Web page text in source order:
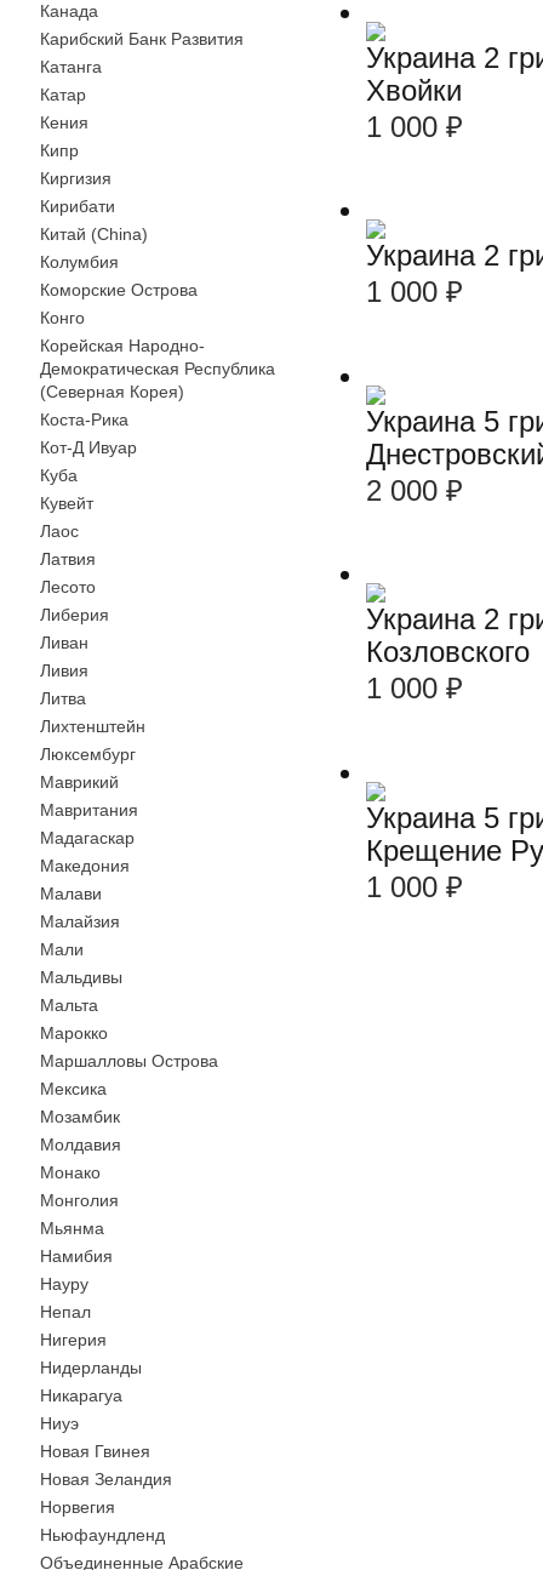
Канада
Карибский Банк Развития
Катанга
Катар
Кения
Кипр
Киргизия
Кирибати
Китай (China)
Колумбия
Коморские Острова
Конго
Корейская Народно-
Демократическая Республика
(Северная Корея)
Коста-Рика
Кот-Д Ивуар
Куба
Кувейт
Лаос
Латвия
Лесото
Либерия
Ливан
Ливия
Литва
Лихтенштейн
Люксембург
Маврикий
Мавритания
Мадагаскар
Македония
Малави
Малайзия
Мали
Мальдивы
Мальта
Марокко
Маршалловы Острова
Мексика
Мозамбик
Молдавия
Монако
Монголия
Мьянма
Намибия
Науру
Непал
Нигерия
Нидерланды
Никарагуа
Ниуэ
Новая Гвинея
Новая Зеландия
Норвегия
Ньюфаундленд
Объединенные Арабские
Украина 2
Хвойки
1 000 ₽
Украина 2
1 000 ₽
Украина 5
2 000 ₽
Украина 2
Козловского
1 000 ₽
Украина 5
Крещение
1 000 ₽